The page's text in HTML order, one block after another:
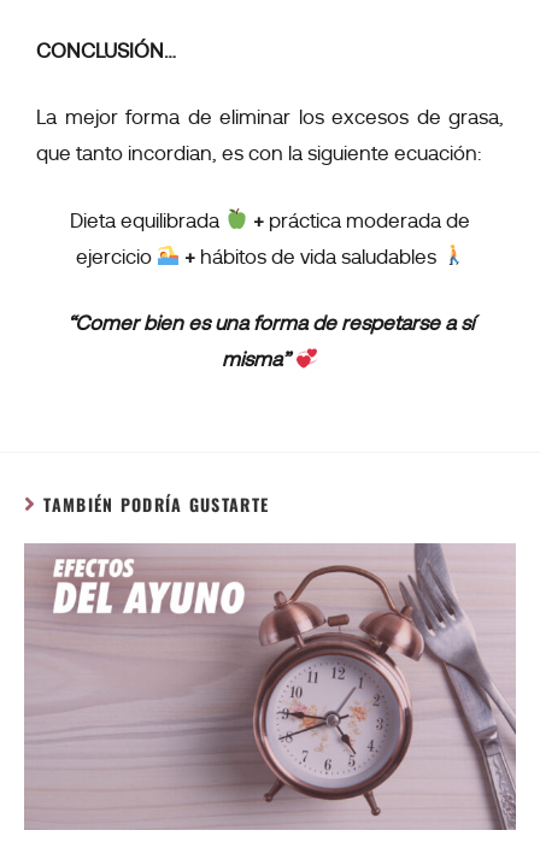
CONCLUSIÓN…
La mejor forma de eliminar los excesos de grasa,
que tanto incordian, es con la siguiente ecuación:
Dieta equilibrada + práctica moderada de
ejercicio
+ hábitos de vida saludables
“Comer bien es una forma de respetarse a sí
misma”
TAMBIÉN PODRÍA GUSTARTE